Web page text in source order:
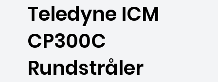
Teledyne ICM
CP300C
Rundstråler